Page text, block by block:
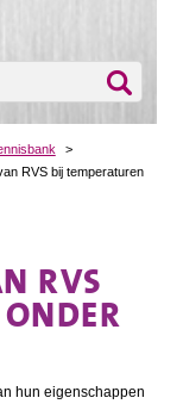
>
RVS bij temperaturen
RVS
hun eigenschappen